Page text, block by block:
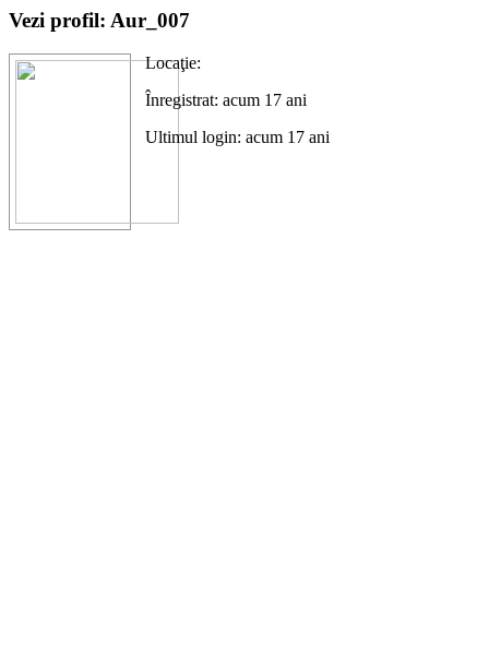
Vezi profil: Aur_007
Locaţie:
Înregistrat: acum 17 ani
Ultimul login: acum 17 ani